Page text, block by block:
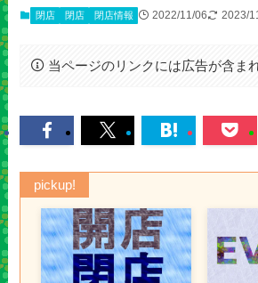
閉店 閉店 閉店情報 2022/11/06 2023/
当ページのリンクには広告が含ま
pickup!